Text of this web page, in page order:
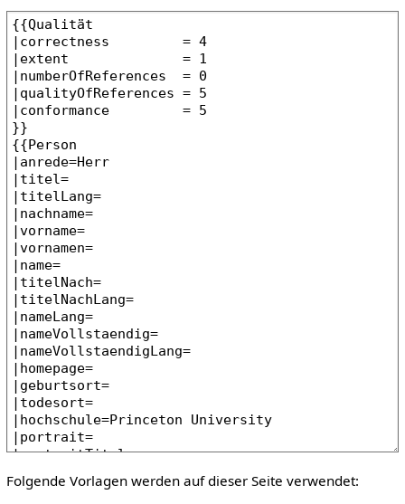
Folgende Vorlagen werden auf dieser Seite verwendet: